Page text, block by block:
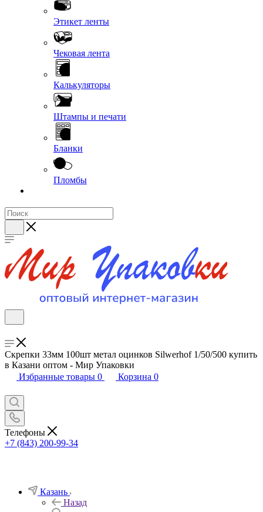
Этикет ленты
Чековая лента
Калькуляторы
Штампы и печати
Бланки
Пломбы
Скрепки 33мм 100шт метал оцинков Silwerhof 1/50/500 купить
в Казани оптом - Мир Упаковки
Избранные товары 0 Корзина 0
Телефоны
+7 (843) 200-99-34
Казань
Назад